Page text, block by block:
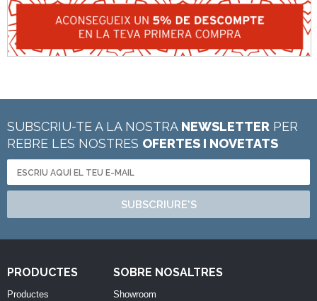
SUBSCRIU-TE A LA NOSTRA NEWSLETTER PER
REBRE LES NOSTRES OFERTES I NOVETATS
SUBSCRIURE'S
PRODUCTES
Productes
SOBRE NOSALTRES
Showroom